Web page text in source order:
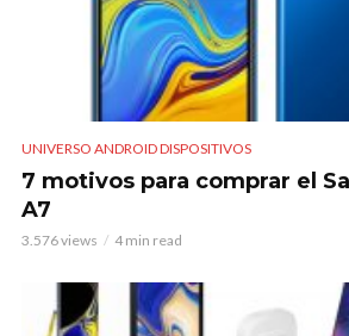
UNIVERSO ANDROID DISPOSITIVOS
7 motivos para comprar el
A7
3.576 views 4 min read